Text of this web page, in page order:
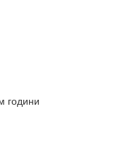
години